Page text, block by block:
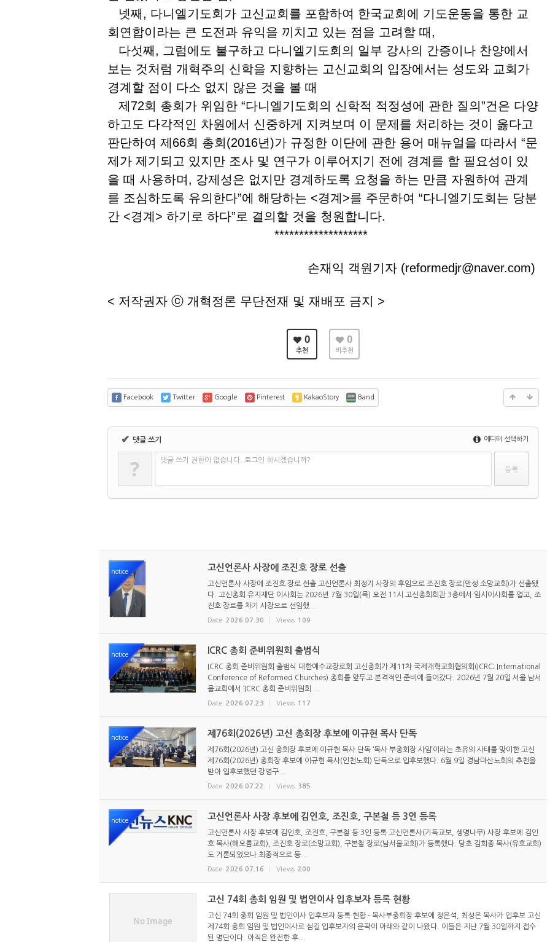
넷째, 다니엘기도회가 고신교회를 포함하여 한국교회에 기도운동을 통한 교
회연합이라는 큰 도전과 유익을 끼치고 있는 점을 고려할 때,
다섯째, 그럼에도 불구하고 다니엘기도회의 일부 강사의 간증이나 찬양에서
보는 것처럼 개혁주의 신학을 지향하는 고신교회의 입장에서는 성도와 교회가
경계할 점이 다소 없지 않은 것을 볼 때
제72회 총회가 위임한 “다니엘기도회의 신학적 적정성에 관한 질의”건은 다양
하고도 다각적인 차원에서 신중하게 지켜보며 이 문제를 처리하는 것이 옳다고
판단하여 제66회 총회(2016년)가 규정한 이단에 관한 용어 매뉴얼을 따라서 “문
제가 제기되고 있지만 조사 및 연구가 이루어지기 전에 경계를 할 필요성이 있
을 때 사용하며, 강제성은 없지만 경계하도록 요청을 하는 만큼 자원하여 관계
를 조심하도록 유의한다”에 해당하는 <경계>를 주문하여 “다니엘기도회는 당분
간 <경계> 하기로 하다”로 결의할 것을 청원합니다.
*******************
손재익 객원기자 (reformedjr@naver.com)
< 저작권자 ⓒ 개혁정론 무단전재 및 재배포 금지 >
0
추천
0
비추천
Facebook Twitter Google Pinterest KakaoStory Band
✔ 댓글 쓰기 에디터 선택하기
? 댓글 쓰기 권한이 없습니다. 로그인 하시겠습니까?
notice 고신언론사 사장에 조진호 장로 선출
고신언론사 사장에 조진호 장로 선출 고신언론사 최정기 사장의 후임으로 조진호 장로(안성 소망교회)가 선출됐
다. 고신총회 유지재단 이사회는 2026년 7월 30일(목) 오전 11시 고신총회회관 3층에서 임시이사회를 열고, 조
진호 장로를 차기 사장으로 선임했...
Date 2026.07.30 Views 109
notice ICRC 총회 준비위원회 출범식
ICRC 총회 준비위원회 출범식 대한예수교장로회 고신총회가 제11차 국제개혁교회협의회(ICRC; International
Conference of Reformed Churches) 총회를 앞두고 본격적인 준비에 들어갔다. 2026년 7월 20일 서울 남서
울교회에서 ‘ICRC 총회 준비위원회 ...
Date 2026.07.23 Views 117
notice 제76회(2026년) 고신 총회장 후보에 이규현 목사 단독
제76회(2026년) 고신 총회장 후보에 이규현 목사 단독 ‘목사 부총회장 사임’이라는 초유의 사태를 맞이한 고신
제76회(2026년) 총회장 후보에 이규현 목사(인천노회) 단독으로 입후보했다. 6월 9일 경남마산노회의 추천을
받아 입후보했던 강영구...
Date 2026.07.22 Views 385
notice 고신언론사 사장 후보에 김인호, 조진호, 구본철 등 3인 등록
고신언론사 사장 후보에 김인호, 조진호, 구본철 등 3인 등록 고신언론사(기독교보, 생명나무) 사장 후보에 김인
호 목사(해오름교회), 조진호 장로(소망교회), 구본철 장로(남서울교회)가 등록했다. 당초 김희종 목사(유호교회)
도 거론되었으나 최종적으로 등...
Date 2026.07.16 Views 200
No Image
고신 74회 총회 임원 및 법인이사 입후보자 등록 현황
고신 74회 총회 임원 및 법인이사 입후보자 등록 현황 - 목사부총회장 후보에 정은석, 최성은 목사가 입후보 고신
제74회 총회 임원 및 법인이사로 섬길 입후보자의 윤곽이 아래와 같이 나왔다. 이들은 지난 7월 30일까지 접수
된 명단이다. 아직은 완전한 후...